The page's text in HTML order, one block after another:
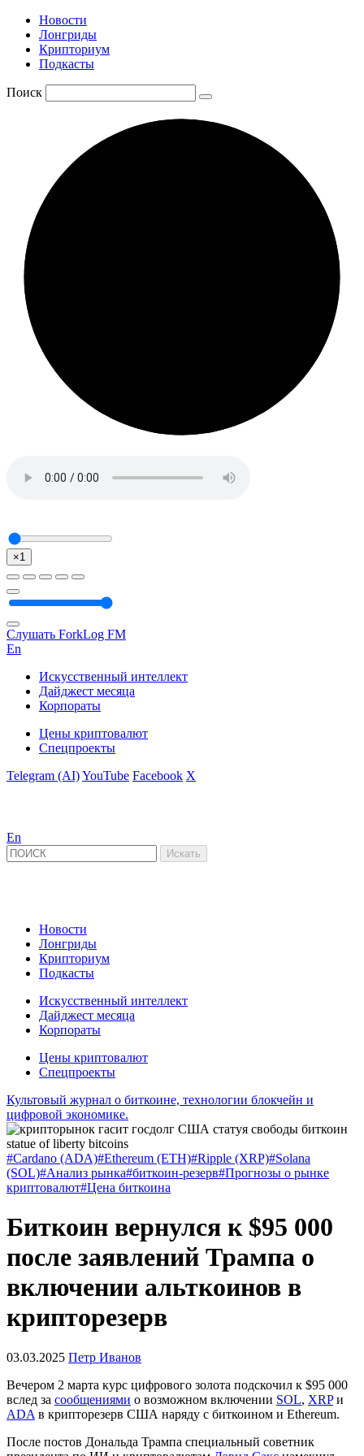
Новости
Лонгриды
Крипториум
Подкасты
Поиск
×1
Слушать ForkLog FM
En
Искусственный интеллект
Дайджест месяца
Корпораты
Цены криптовалют
Спецпроекты
Telegram (AI)YouTube Facebook X
En
Новости
Лонгриды
Крипториум
Подкасты
Искусственный интеллект
Дайджест месяца
Корпораты
Цены криптовалют
Спецпроекты
Культовый журнал о биткоине, технологии блокчейн и
цифровой экономике.
#Cardano (ADA)#Ethereum (ETH)#Ripple (XRP)#Solana
(SOL)#Анализ рынка#биткоин-резерв#Прогнозы о рынке
криптовалют#Цена биткоина
Биткоин вернулся к $95 000
после заявлений Трампа о
включении альткоинов в
крипторезерв
03.03.2025 Петр Иванов
Вечером 2 марта курс цифрового золота подскочил к $95 000
вслед за сообщениями о возможном включении SOL, XRPи
ADA в крипторезерв США наряду с биткоином и Ethereum.
После постов Дональда Трампа специальный советник